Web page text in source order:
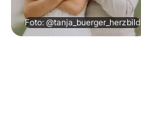
Foto: @tanja_buerger_herzbild